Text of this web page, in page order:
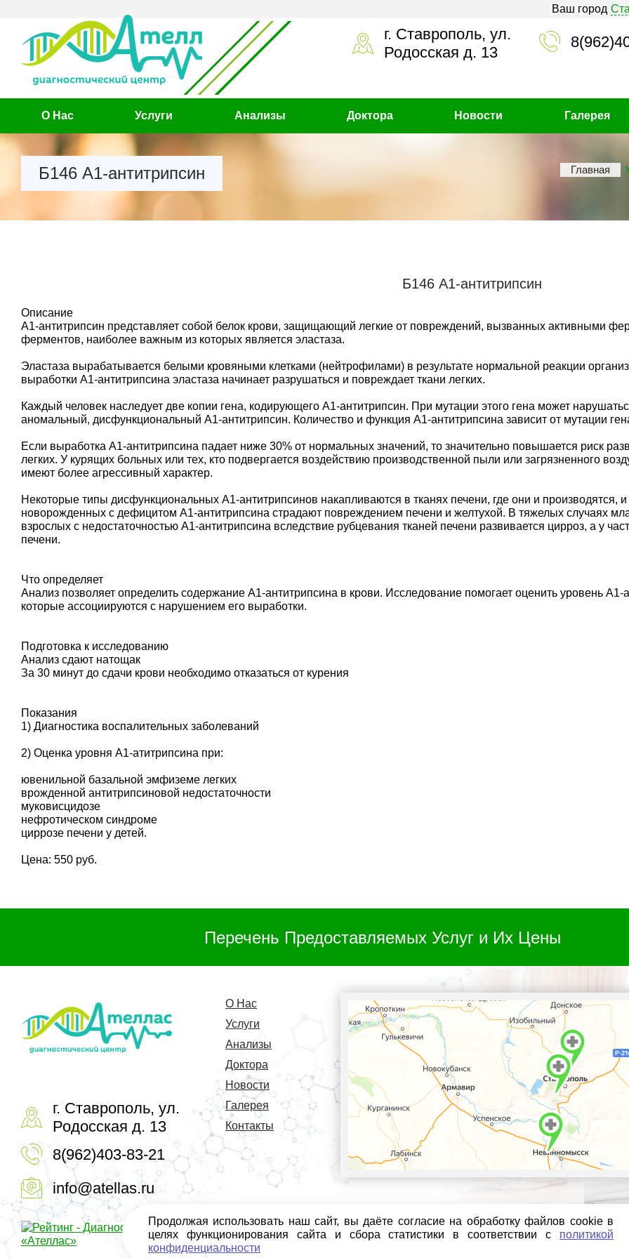
Ваш город
г. Ставрополь, ул.
Родосская д. 13
О Нас Услуги Анализы Доктора Новости Галерея
Б146 А1-антитрипсин Главная
Б146 А1-антитрипсин
Описание
А1-антитрипсин представляет собой белок крови, защищающий легкие от повреждений, вызванных активными
ферментов, наиболее важным из которых является эластаза.
Эластаза вырабатывается белыми кровяными клетками (нейтрофилами) в результате нормальной реакции
выработки А1-антитрипсина эластаза начинает разрушаться и повреждает ткани легких.
Каждый человек наследует две копии гена, кодирующего А1-антитрипсин. При мутации этого гена может
аномальный, дисфункциональный А1-антитрипсин. Количество и функция А1-антитрипсина зависит от мутации
Если выработка А1-антитрипсина падает ниже 30% от нормальных значений, то значительно повышается риск
легких. У курящих больных или тех, кто подвергается воздействию производственной пыли или загрязненного
имеют более агрессивный характер.
Некоторые типы дисфункциональных А1-антитрипсинов накапливаются в тканях печени, где они и производятся,
новорожденных с дефицитом А1-антитрипсина страдают повреждением печени и желтухой. В тяжелых случаях
взрослых с недостаточностью А1-антитрипсина вследствие рубцевания тканей печени развивается цирроз, а у
печени.
Что определяет
Анализ позволяет определить содержание А1-антитрипсина в крови. Исследование помогает оценить уровень А1-
которые ассоциируются с нарушением его выработки.
Подготовка к исследованию
Анализ сдают натощак
За 30 минут до сдачи крови необходимо отказаться от курения
Показания
1) Диагностика воспалительных заболеваний
2) Оценка уровня А1-атитрипсина при:
ювенильной базальной эмфиземе легких
врожденной антитрипсиновой недостаточности
муковисцидозе
нефротическом синдроме
циррозе печени у детей.
Цена: 550 руб.
Перечень Предоставляемых Услуг и Их Цены
г. Ставрополь, ул.
Родосская д. 13
8(962)403-83-21
info@atellas.ru
О Нас
Услуги
Анализы
Доктора
Новости
Галерея
Контакты
Продолжая использовать наш сайт, вы даёте согласие на обработку файлов cookie в
целях функционирования сайта и сбора статистики в соответствии с политикой
конфиденциальности